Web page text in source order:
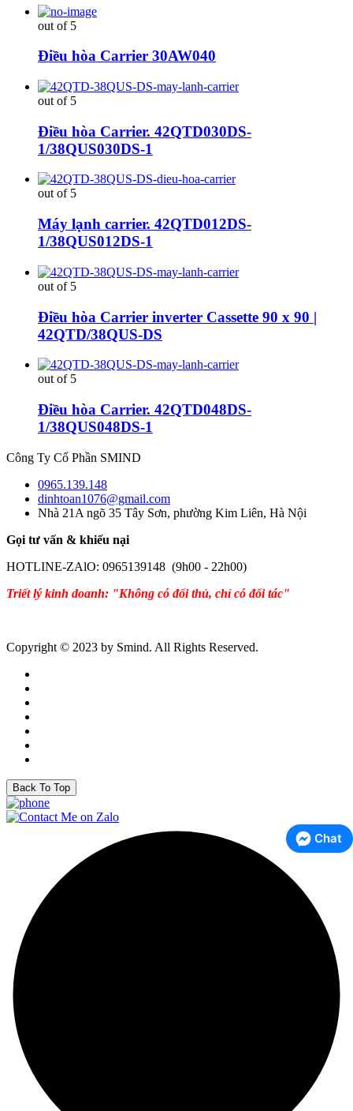
out of 5
Điều hòa Carrier 30AW040
out of 5
Điều hòa Carrier. 42QTD030DS-
1/38QUS030DS-1
out of 5
Máy lạnh carrier. 42QTD012DS-
1/38QUS012DS-1
out of 5
Điều hòa Carrier inverter Cassette 90 x 90 |
42QTD/38QUS-DS
out of 5
Điều hòa Carrier. 42QTD048DS-
1/38QUS048DS-1
Công Ty Cổ Phần SMIND
0965.139.148
dinhtoan1076@gmail.com
Nhà 21A ngõ 35 Tây Sơn, phường Kim Liên, Hà Nội
Gọi tư vấn & khiếu nại
HOTLINE-ZAlO: 0965139148 (9h00 - 22h00)
Triết lý kinh doanh: "Không có đối thủ, chỉ có đối tác"
Copyright © 2023 by Smind. All Rights Reserved.
Back To Top
Chat